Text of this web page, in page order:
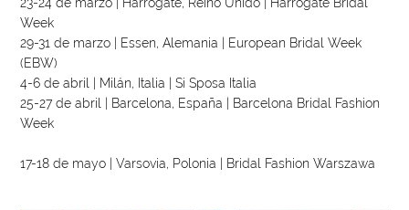
Week
29-31 de marzo | Essen, Alemania | European Bridal Week
(EBW)
4-6 de abril | Milán, Italia | Si Sposa Italia
25-27 de abril | Barcelona, ​​España | Barcelona Bridal Fashion
Week
17-18 de mayo | Varsovia, Polonia | Bridal Fashion Warszawa